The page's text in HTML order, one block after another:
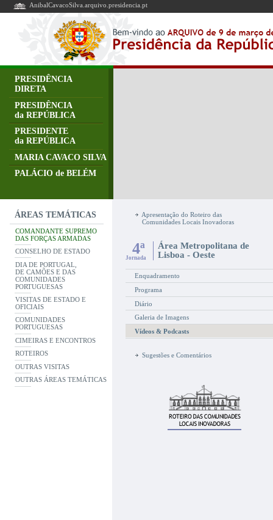
AnibalCavacoSilva.arquivo.presidencia.pt
PRESIDÊNCIA
DIRETA
PRESIDÊNCIA
da REPÚBLICA
PRESIDENTE
da REPÚBLICA
MARIA CAVACO SILVA
PALÁCIO de BELÉM
ÁREAS TEMÁTICAS
COMANDANTE SUPREMO
DAS FORÇAS ARMADAS
CONSELHO DE ESTADO
DIA DE PORTUGAL,
DE CAMÕES E DAS
COMUNIDADES
PORTUGUESAS
VISITAS DE ESTADO E
OFICIAIS
COMUNIDADES
PORTUGUESAS
CIMEIRAS E ENCONTROS
ROTEIROS
OUTRAS VISITAS
OUTRAS ÁREAS TEMÁTICAS
Apresentação do Roteiro das
Comunidades Locais Inovadoras
4ª
Jornada
Área Metropolitana de
Lisboa - Oeste
Enquadramento
Programa
Diário
Galeria de Imagens
Vídeos & Podcasts
Sugestões e Comentários